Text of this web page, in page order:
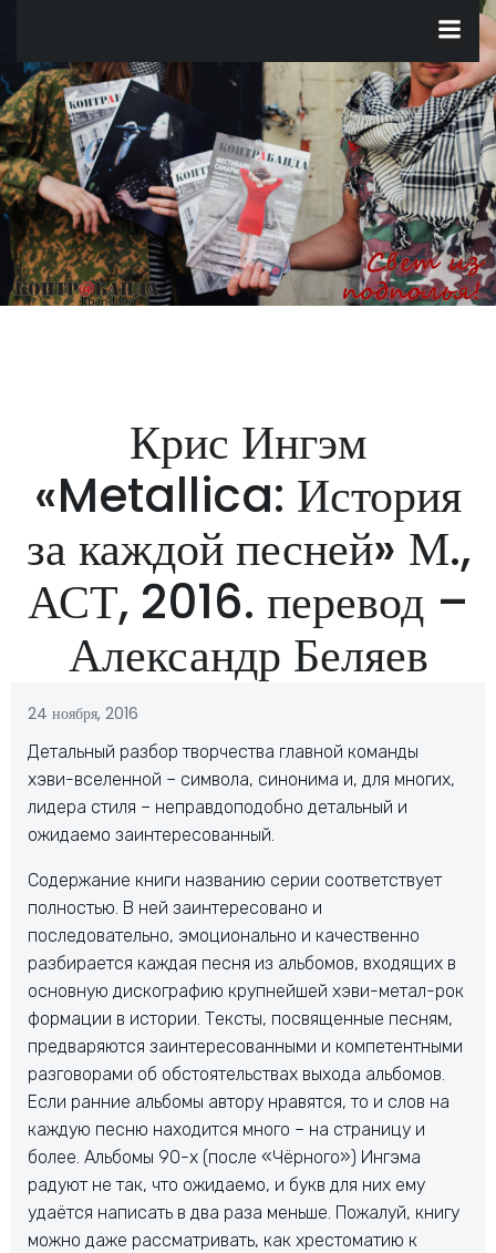
содержимому
Крис Ингэм
«Metallica: История
за каждой песней» М.,
АСТ, 2016. перевод –
Александр Беляев
24 ноября, 2016
Детальный разбор творчества главной команды
хэви-вселенной – символа, синонима и, для многих,
лидера стиля – неправдоподобно детальный и
ожидаемо заинтересованный.
Содержание книги названию серии соответствует
полностью. В ней заинтересовано и
последовательно, эмоционально и качественно
разбирается каждая песня из альбомов, входящих в
основную дискографию крупнейшей хэви-метал-рок
формации в истории. Тексты, посвященные песням,
предваряются заинтересованными и компетентными
разговорами об обстоятельствах выхода альбомов.
Если ранние альбомы автору нравятся, то и слов на
каждую песню находится много – на страницу и
более. Альбомы 90-х (после «Чёрного») Ингэма
радуют не так, что ожидаемо, и букв для них ему
удаётся написать в два раза меньше. Пожалуй, книгу
можно даже рассматривать, как хрестоматию к